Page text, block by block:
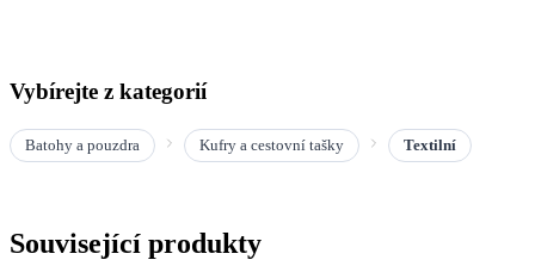
Vybírejte z kategorií
Batohy a pouzdra Kufry a cestovní tašky Textilní
Související produkty